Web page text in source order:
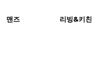
맨즈 리빙&키친